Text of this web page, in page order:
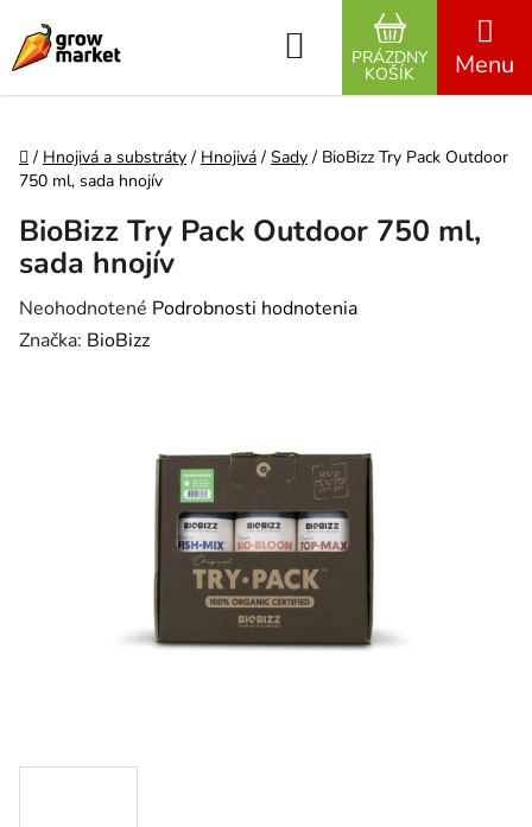
Hľadať
NÁKUPNÝ
PRÁZDNY
KOŠÍK
Domov
/ Hnojivá a substráty / Hnojivá / Sady / BioBizz Try Pack Outdoor
750 ml, sada hnojív
BioBizz Try Pack Outdoor 750 ml,
sada hnojív
Priemerné hodnotenie produktu je 0,0 z 5 hviezdičiek.
Neohodnotené Podrobnosti hodnotenia
Značka: BioBizz